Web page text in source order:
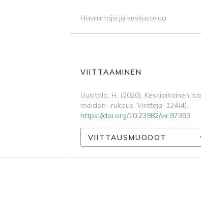
Havaintoja ja keskustelua
VIITTAAMINEN
Uusitalo, H. (2020). Keskiaikainen Isä
meidän -rukous. Virittäjä, 124(4).
https://doi.org/10.23982/vir.97393
VIITTAUSMUODOT